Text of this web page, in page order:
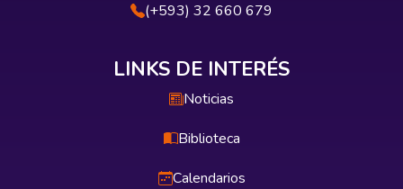
(+593) 32 660 679
LINKS DE INTERÉS
Noticias
Biblioteca
Calendarios